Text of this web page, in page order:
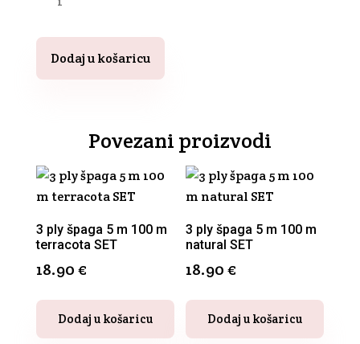
špaga
m
100
m
količina
Dodaj u košaricu
Povezani proizvodi
3 ply špaga 5 m 100 m
terracota SET
18.90€
Dodaj u košaricu
3 ply špaga 5 m 100 m
natural SET
18.90€
Dodaj u košaricu